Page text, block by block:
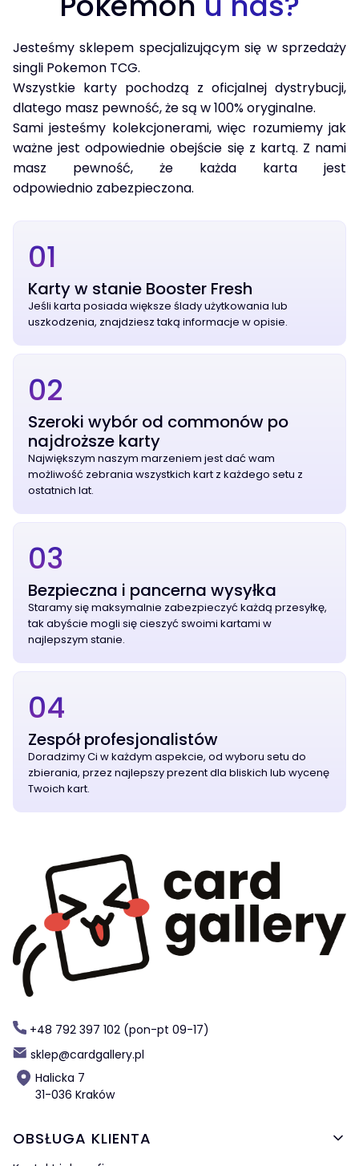
Jesteśmy sklepem specjalizującym się w sprzedaży
singli Pokemon TCG.
Wszystkie karty pochodzą z oficjalnej dystrybucji,
dlatego masz pewność, że są w 100% oryginalne.
Sami jesteśmy kolekcjonerami, więc rozumiemy jak
ważne jest odpowiednie obejście się z kartą. Z nami
masz pewność, że każda karta jest
odpowiednio zabezpieczona.
01
Karty w stanie Booster Fresh
Jeśli karta posiada większe ślady użytkowania lub
uszkodzenia, znajdziesz taką informacje w opisie.
02
Szeroki wybór od commonów po
najdroższe karty
Największym naszym marzeniem jest dać wam
możliwość zebrania wszystkich kart z każdego setu z
ostatnich lat.
03
Bezpieczna i pancerna wysyłka
Staramy się maksymalnie zabezpieczyć każdą przesyłkę,
tak abyście mogli się cieszyć swoimi kartami w
najlepszym stanie.
04
Zespół profesjonalistów
Doradzimy Ci w każdym aspekcie, od wyboru setu do
zbierania, przez najlepszy prezent dla bliskich lub wycenę
Twoich kart.
+48 792 397 102 (pon-pt 09-17)
sklep@cardgallery.pl
Halicka 7
31-036 Kraków
Linki w stopce
OBSŁUGA KLIENTA